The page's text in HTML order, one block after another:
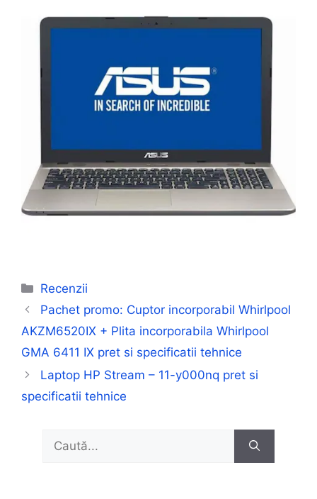
Categorii
Recenzii
Pachet promo: Cuptor incorporabil Whirlpool
AKZM6520IX + Plita incorporabila Whirlpool
GMA 6411 IX pret si specificatii tehnice
Laptop HP Stream – 11-y000nq pret si
specificatii tehnice
Caută